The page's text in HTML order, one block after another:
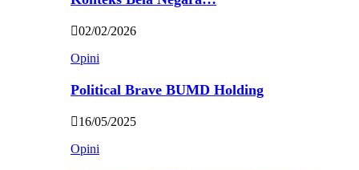
02/02/2026
Opini
Political Brave BUMD Holding
16/05/2025
Opini